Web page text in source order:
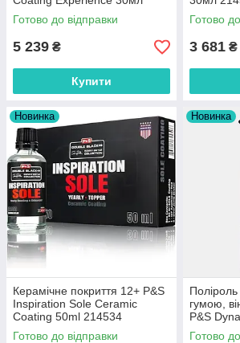
214531
Готово до відправки
5 239 ₴
Купити
Готово
3 681 ₴
Новинка
Керамічне покриття 12+ P&S
Inspiration Sole Ceramic
Coating 50ml 214534
Готово до відправки
Новинка
гумою,
P&S
To Use
Готово